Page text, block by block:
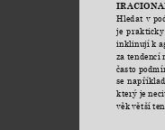
Hledat v
je prakticky
inklinují k
za tendencí
často
se například
který je
věk větší